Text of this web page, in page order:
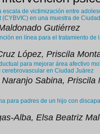
escala de victimización entre
en una muestra de
Gutiérrez
en línea para el tratamiento de
López, Priscila
para mejorar área afectivo
en Ciudad Juárez
Sabina, Priscila
para padres de un hijo con
Alba, Elsa Beatriz